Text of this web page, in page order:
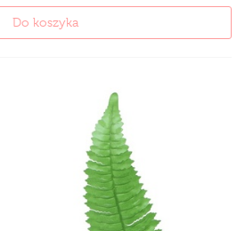
Do koszyka